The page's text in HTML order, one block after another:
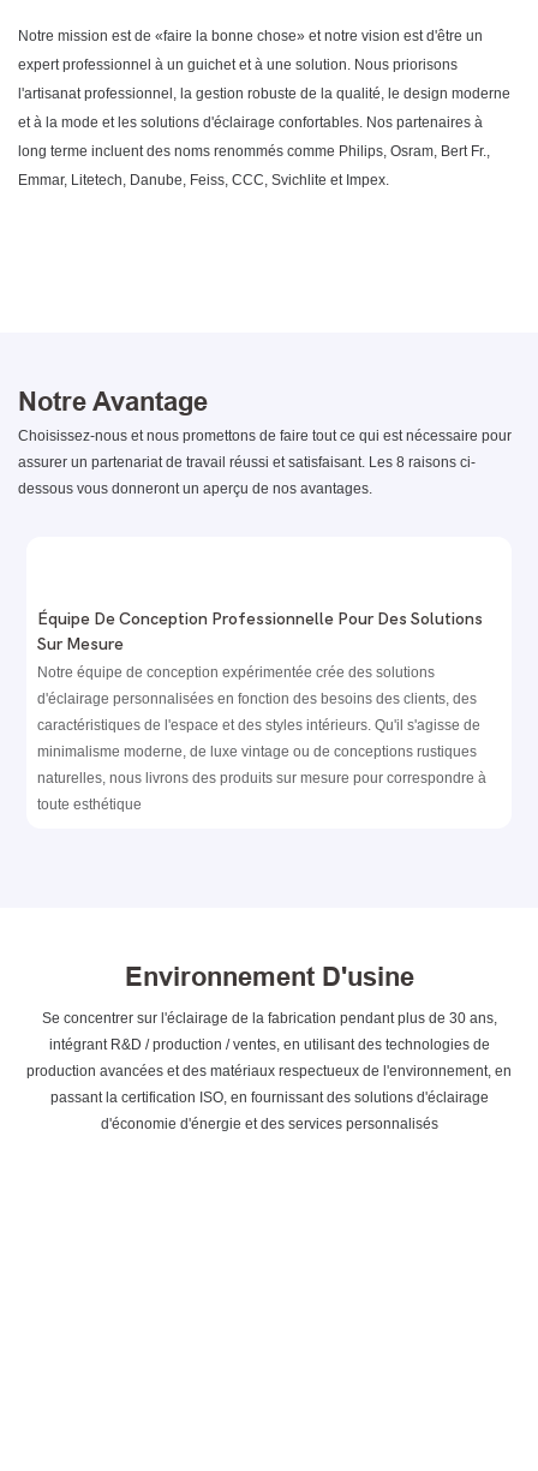
Notre mission est de «faire la bonne chose» et notre vision est d'être un
expert professionnel à un guichet et à une solution. Nous priorisons
l'artisanat professionnel, la gestion robuste de la qualité, le design moderne
et à la mode et les solutions d'éclairage confortables. Nos partenaires à
long terme incluent des noms renommés comme Philips, Osram, Bert Fr.,
Emmar, Litetech, Danube, Feiss, CCC, Svichlite et Impex.
Notre Avantage
Choisissez-nous et nous promettons de faire tout ce qui est nécessaire pour
assurer un partenariat de travail réussi et satisfaisant. Les 8 raisons ci-
dessous vous donneront un aperçu de nos avantages.
Équipe De Conception Professionnelle Pour Des Solutions
Sur Mesure
Notre équipe de conception expérimentée crée des solutions
d'éclairage personnalisées en fonction des besoins des clients, des
caractéristiques de l'espace et des styles intérieurs. Qu'il s'agisse de
minimalisme moderne, de luxe vintage ou de conceptions rustiques
naturelles, nous livrons des produits sur mesure pour correspondre à
toute esthétique
Environnement D'usine
Se concentrer sur l'éclairage de la fabrication pendant plus de 30 ans,
intégrant R&D / production / ventes, en utilisant des technologies de
production avancées et des matériaux respectueux de l'environnement, en
passant la certification ISO, en fournissant des solutions d'éclairage
d'économie d'énergie et des services personnalisés